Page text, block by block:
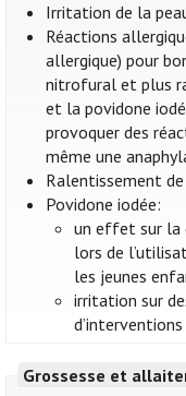
Irritation de la
Réactions
allergique) pour
nitrofural et plus
et la povidone
provoquer des
même une
Ralentissement
Povidone iodée:
un effet sur la
lors de
les jeunes
irritation sur
Grossesse et